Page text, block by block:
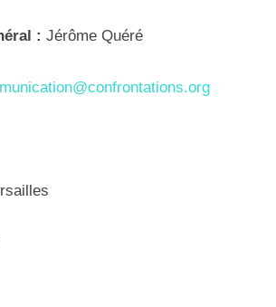
: Jérôme Quéré